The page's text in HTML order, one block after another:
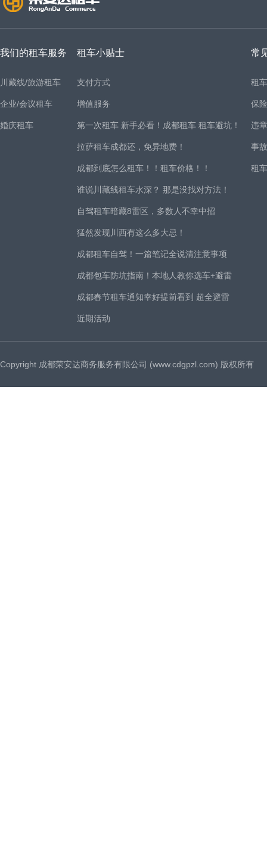
我们的租车服务
川藏线/旅游租车
企业/会议租车
婚庆租车
租车小贴士
支付方式
增值服务
第一次租车 新手必看！成都租车 租车避坑！
拉萨租车成都还，免异地费！
成都到底怎么租车！！租车价格！！
谁说川藏线租车水深？ 那是没找对方法！
自驾租车暗藏8雷区，多数人不幸中招
猛然发现川西有这么多大忌！
成都租车自驾！一篇笔记全说清注意事项
成都包车防坑指南！本地人教你选车+避雷
成都春节租车通知幸好提前看到 超全避雷
近期活动
常
租
保
违
事
租
Copyright 成都荣安达商务服务有限公司 (www.cdgpzl.com) 版权所有